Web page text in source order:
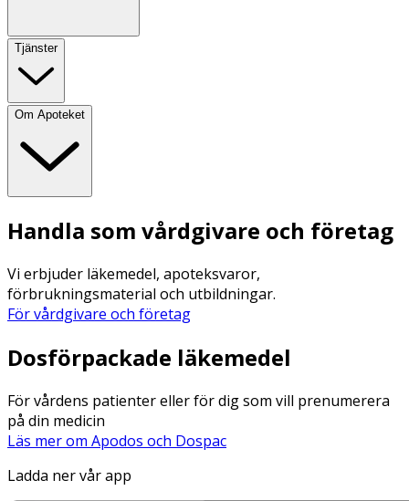
Tjänster
Om Apoteket
Handla som vårdgivare och företag
Vi erbjuder läkemedel, apoteksvaror,
förbrukningsmaterial och utbildningar.
För vårdgivare och företag
Dosförpackade läkemedel
För vårdens patienter eller för dig som vill prenumerera
på din medicin
Läs mer om Apodos och Dospac
Ladda ner vår app